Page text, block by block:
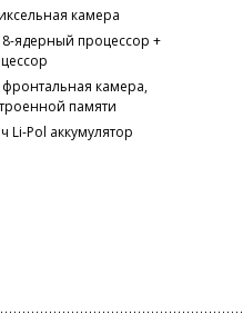
камера
ядерный процессор +
фронтальная камера,
памяти
Li-Pol аккумулятор